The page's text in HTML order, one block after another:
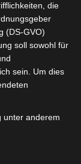
die
(DS-GVO)
soll sowohl für
sein. Um dies
unter anderem